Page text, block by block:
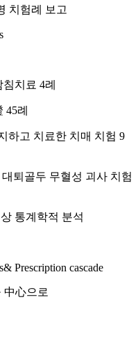
치험례 보고
치료 4례
45례
하고 치료한 치매 치험 9
대퇴골두 무혈성 괴사 치험
통계학적 분석
Prescription cascade
中心으로